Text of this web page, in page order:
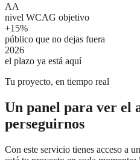
AA
nivel WCAG objetivo
+15%
público que no dejas fuera
2026
el plazo ya está aquí
Tu proyecto, en tiempo real
Un panel para ver el
perseguirnos
Con este servicio tienes acceso a